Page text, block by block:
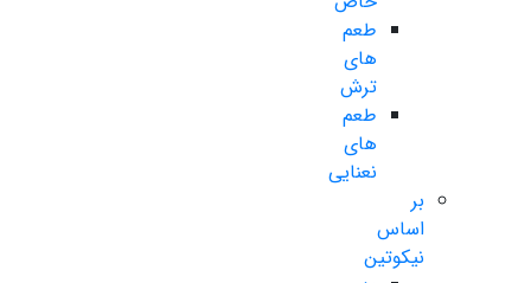
طعم
های
ترش
طعم
های
نعنایی
بر
اساس
نیکوتین